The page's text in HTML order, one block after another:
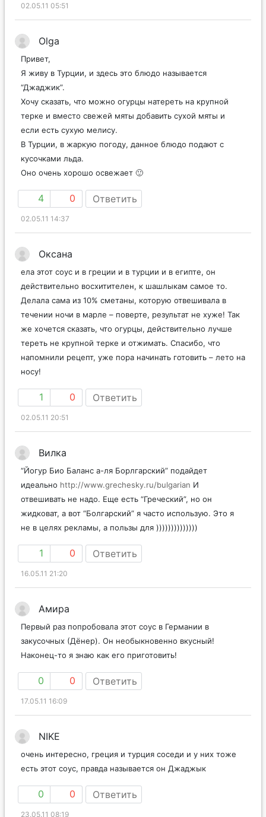
02.05.11 05:51
Olga
Привет,
Я живу в Турции, и здесь это блюдо называется
“Джаджик”.
Хочу сказать, что можно огурцы натереть на крупной
терке и вместо свежей мяты добавить сухой мяты и
если есть сухую мелису.
В Турции, в жаркую погоду, данное блюдо подают с
кусочками льда.
Оно очень хорошо освежает 🙂
4 0 Ответить
02.05.11 14:37
Оксана
ела этот соус и в греции и в турции и в египте, он
действительно восхитителен, к шашлыкам самое то.
Делала сама из 10% сметаны, которую отвешивала в
течении ночи в марле – поверте, результат не хуже! Так
же хочется сказать, что огурцы, действительно лучше
тереть не крупной терке и отжимать. Спасибо, что
напомнили рецепт, уже пора начинать готовить – лето на
носу!
1 0 Ответить
02.05.11 20:51
Вилка
“Йогур Био Баланс а-ля Борлгарский” подайдет
идеально http://www.grechesky.ru/bulgarian И
отвешивать не надо. Еще есть “Греческий”, но он
жидковат, а вот “Болгарский” я часто использую. Это я
не в целях рекламы, а пользы для ))))))))))))))
1 0 Ответить
16.05.11 21:20
Амира
Первый раз попробовала этот соус в Германии в
закусочных (Дёнер). Он необыкновенно вкусный!
Наконец-то я знаю как его приготовить!
0 0 Ответить
17.05.11 16:09
NIKE
очень интересно, греция и турция соседи и у них тоже
есть этот соус, правда называется он Джаджык
0 0 Ответить
23.05.11 08:19